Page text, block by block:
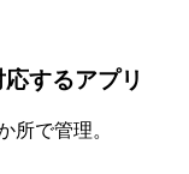
するアプリ
所で管理。